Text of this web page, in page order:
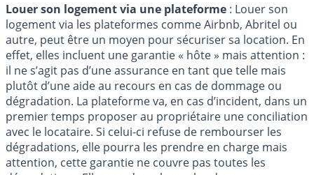
Louer son logement via une plateforme : Louer son
logement via les plateformes comme Airbnb, Abritel ou
autre, peut être un moyen pour sécuriser sa location. En
effet, elles incluent une garantie « hôte » mais attention :
il ne s’agit pas d’une assurance en tant que telle mais
plutôt d’une aide au recours en cas de dommage ou
dégradation. La plateforme va, en cas d’incident, dans un
premier temps proposer au propriétaire une conciliation
avec le locataire. Si celui-ci refuse de rembourser les
dégradations, elle pourra les prendre en charge mais
attention, cette garantie ne couvre pas toutes les